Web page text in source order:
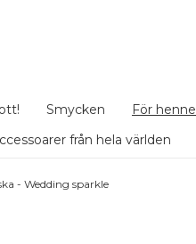
Smycken För henne
från hela världen
- Wedding sparkle